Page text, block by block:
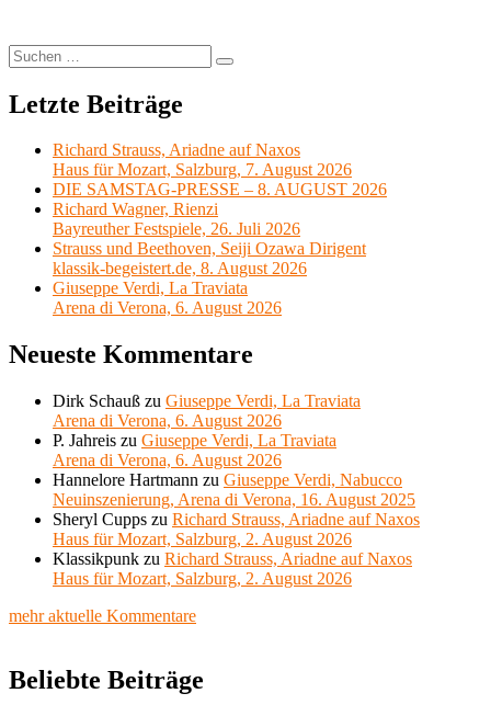
Suchen
nach:
Suchen
Letzte Beiträge
Richard Strauss, Ariadne auf Naxos
Haus für Mozart, Salzburg, 7. August 2026
DIE SAMSTAG-PRESSE – 8. AUGUST 2026
Richard Wagner, Rienzi
Bayreuther Festspiele, 26. Juli 2026
Strauss und Beethoven, Seiji Ozawa Dirigent
klassik-begeistert.de, 8. August 2026
Giuseppe Verdi, La Traviata
Arena di Verona, 6. August 2026
Neueste Kommentare
Dirk Schauß zu Giuseppe Verdi, La Traviata
Arena di Verona, 6. August 2026
P. Jahreis zu Giuseppe Verdi, La Traviata
Arena di Verona, 6. August 2026
Hannelore Hartmann zu Giuseppe Verdi, Nabucco
Neuinszenierung, Arena di Verona, 16. August 2025
Sheryl Cupps zu Richard Strauss, Ariadne auf Naxos
Haus für Mozart, Salzburg, 2. August 2026
Klassikpunk zu Richard Strauss, Ariadne auf Naxos
Haus für Mozart, Salzburg, 2. August 2026
mehr aktuelle Kommentare
Beliebte Beiträge